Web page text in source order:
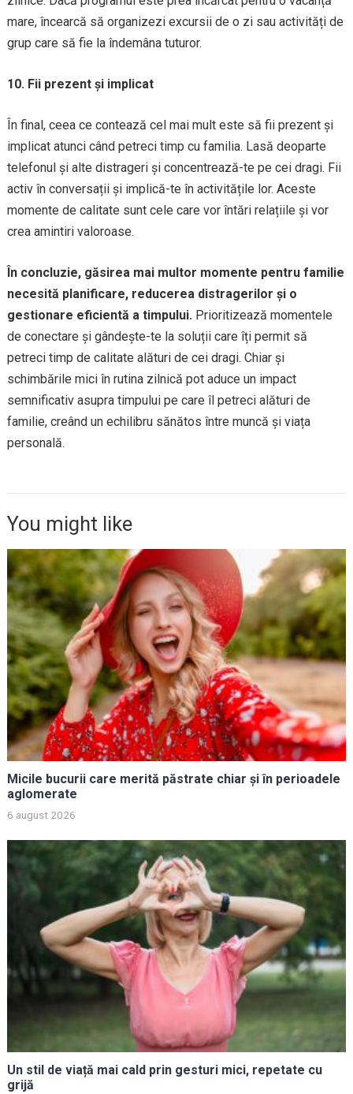
mare, încearcă să organizezi excursii de o zi sau activități de
grup care să fie la îndemâna tuturor.
10. Fii prezent și implicat
În final, ceea ce contează cel mai mult este să fii prezent și
implicat atunci când petreci timp cu familia. Lasă deoparte
telefonul și alte distrageri și concentrează-te pe cei dragi. Fii
activ în conversații și implică-te în activitățile lor. Aceste
momente de calitate sunt cele care vor întări relațiile și vor
crea amintiri valoroase.
În concluzie, găsirea mai multor momente pentru familie
necesită planificare, reducerea distragerilor și o
gestionare eficientă a timpului. Prioritizează momentele
de conectare și gândește-te la soluții care îți permit să
petreci timp de calitate alături de cei dragi. Chiar și
schimbările mici în rutina zilnică pot aduce un impact
semnificativ asupra timpului pe care îl petreci alături de
familie, creând un echilibru sănătos între muncă și viața
personală.
You might like
Micile bucurii care merită păstrate chiar și în perioadele
aglomerate
6 august 2026
Un stil de viață mai cald prin gesturi mici, repetate cu
grijă